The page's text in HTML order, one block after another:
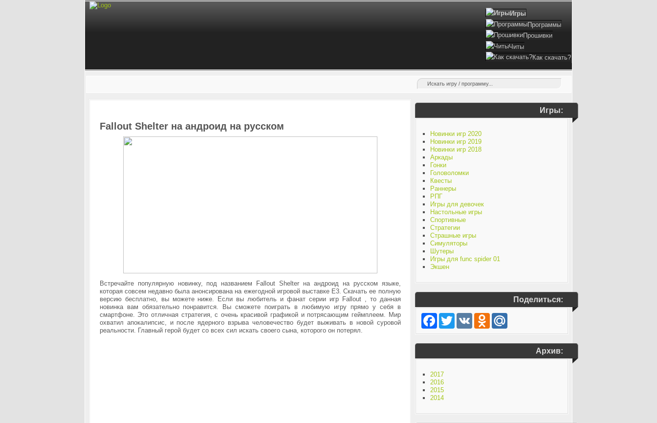
Игры
Программы
Прошивки
Читы
Как скачать?
Fallout Shelter на андроид на русском
Встречайте популярную новинку, под названием Fallout Shelter на андроид на русском языке,
которая совсем недавно была анонсирована на ежегодной игровой выставке E3. Скачать ее полную
версию бесплатно, вы можете ниже. Если вы любитель и фанат серии игр Fallout , то данная
новинка вам обязательно понравится. Вы сможете поиграть в любимую игру прямо у себя в
смартфоне. Это отличная стратегия, с очень красивой графикой и потрясающим геймплеем. Мир
охватил апокалипсис, и после ядерного взрыва человечество будет выживать в новой суровой
реальности. Главный герой будет со всех сил искать своего сына, которого он потерял.
Игры:
Новинки игр 2020
Новинки игр 2019
Новинки игр 2018
Аркады
Гонки
Головоломки
Квесты
Раннеры
РПГ
Игры для девочек
Настольные игры
Спортивные
Стратегии
Страшные игры
Симуляторы
Шутеры
Игры для func spider 01
Экшен
Поделиться:
FacebookTwitter VK Odnoklassniki
Архив:
2017
2016
2015
2014